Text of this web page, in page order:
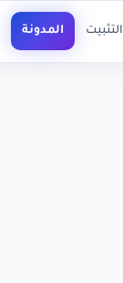
المدونة